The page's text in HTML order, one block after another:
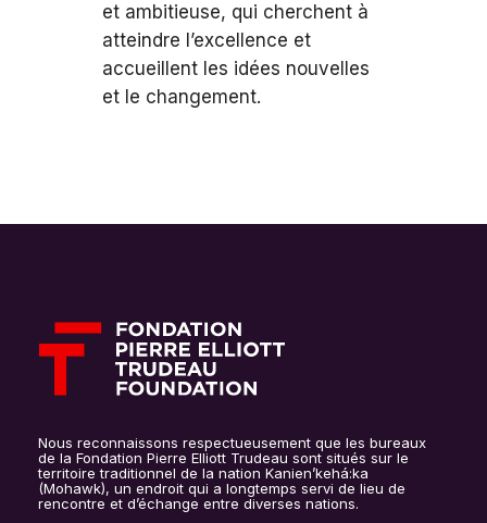
et ambitieuse, qui cherchent à
atteindre l’excellence et
accueillent les idées nouvelles
et le changement.
Nous reconnaissons respectueusement que les bureaux
de la Fondation Pierre Elliott Trudeau sont situés sur le
territoire traditionnel de la nation Kanien’kehá:ka
(Mohawk), un endroit qui a longtemps servi de lieu de
rencontre et d’échange entre diverses nations.